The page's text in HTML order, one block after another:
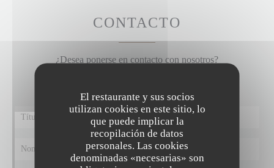
El restaurante y sus socios
utilizan cookies en este sitio, lo
que puede implicar la
recopilación de datos
personales. Las cookies
denominadas «necesarias» son
CONTACTO
¿Desea ponerse en contacto con nosotros?